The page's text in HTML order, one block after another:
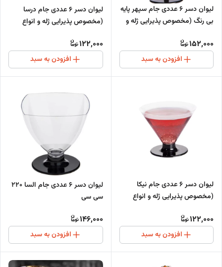
لیوان دسر 6 عددی جام سپهر پایه
بی رنگ (مخصوص پذیرایی ژله و
152,000
افزودن به سبد
لیوان دسر 6 عددی جام درسا
(مخصوص پذیرایی ژله و انواع
122,000
افزودن به سبد
لیوان دسر 6 عددی جام نیکا
(مخصوص پذیرایی ژله و انواع
122,000
افزودن به سبد
لیوان دسر 6 عددی جام السا 220
سی سی
146,000
افزودن به سبد